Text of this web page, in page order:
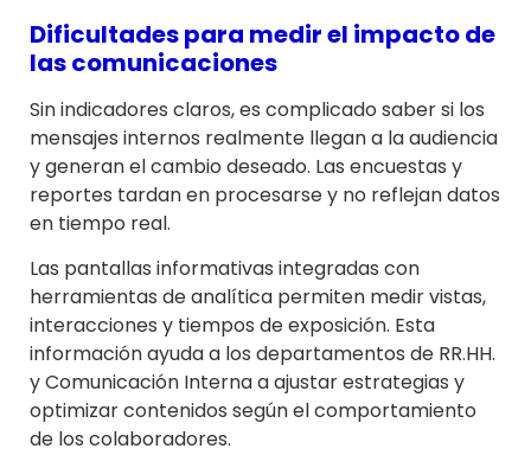
Dificultades para medir el impacto de
las comunicaciones
Sin indicadores claros, es complicado saber si los
mensajes internos realmente llegan a la audiencia
y generan el cambio deseado. Las encuestas y
reportes tardan en procesarse y no reflejan datos
en tiempo real.
Las pantallas informativas integradas con
herramientas de analítica permiten medir vistas,
interacciones y tiempos de exposición. Esta
información ayuda a los departamentos de RR.HH.
y Comunicación Interna a ajustar estrategias y
optimizar contenidos según el comportamiento
de los colaboradores.